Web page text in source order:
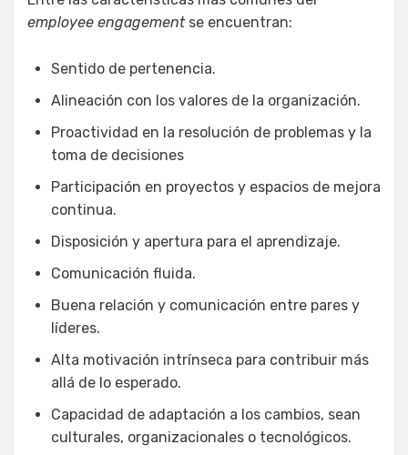
employee engagementse encuentran:
Sentido de pertenencia.
Alineación con los valores de la organización.
Proactividad en la resolución de problemas y la
toma de decisiones
Participación en proyectos y espacios de mejora
continua.
Disposición y apertura para el aprendizaje.
Comunicación fluida.
Buena relación y comunicación entre pares y
líderes.
Alta motivación intrínseca para contribuir más
allá de lo esperado.
Capacidad de adaptación a los cambios, sean
culturales, organizacionales o tecnológicos.